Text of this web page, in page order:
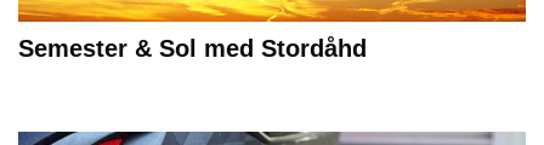
Semester & Sol med Stordåhd